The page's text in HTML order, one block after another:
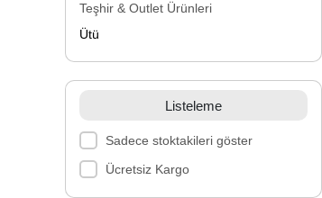
Teşhir & Outlet Ürünleri
Ütü
Listeleme
Sadece stoktakileri göster
Ücretsiz Kargo